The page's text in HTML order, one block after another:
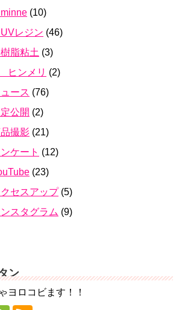
(10)
レジン (46)
脂粘土 (3)
ンメリ (2)
ース (76)
公開 (2)
撮影 (21)
ケート (12)
(23)
セスアップ(5)
スタグラム (9)
ン
ヨロコビます！！